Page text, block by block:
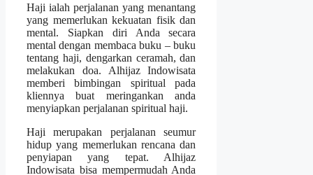
Haji ialah perjalanan yang menantang
yang memerlukan kekuatan fisik dan
mental. Siapkan diri Anda secara
mental dengan membaca buku – buku
tentang haji, dengarkan ceramah, dan
melakukan doa. Alhijaz Indowisata
memberi bimbingan spiritual pada
kliennya buat meringankan anda
menyiapkan perjalanan spiritual haji.
Haji merupakan perjalanan seumur
hidup yang memerlukan rencana dan
penyiapan yang tepat. Alhijaz
Indowisata bisa mempermudah Anda